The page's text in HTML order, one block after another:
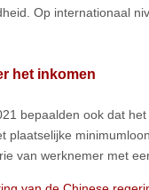
Op internationaal
het inkomen
bepaalden ook dat
plaatselijke
van werknemer met